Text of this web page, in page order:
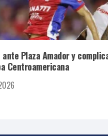
ante Plaza Amador y
Centroamericana